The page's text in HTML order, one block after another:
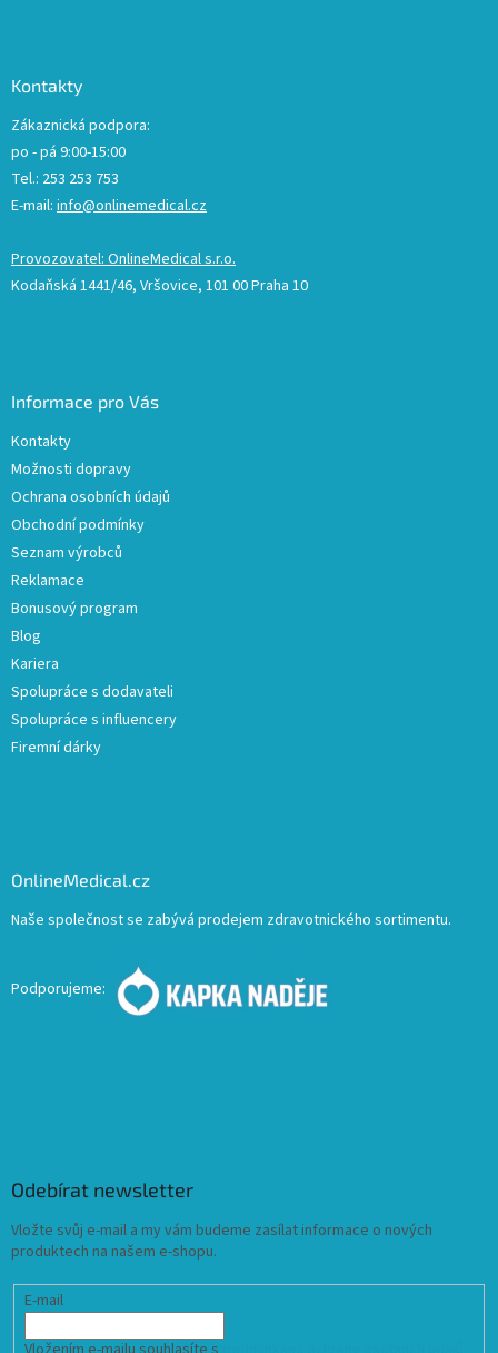
Kontakty
Zákaznická podpora:
po - pá 9:00-15:00
Tel.: 253 253 753
E-mail: info@onlinemedical.cz
Provozovatel: OnlineMedical s.r.o.
Kodaňská 1441/46, Vršovice, 101 00 Praha 10
Informace pro Vás
Kontakty
Možnosti dopravy
Ochrana osobních údajů
Obchodní podmínky
Seznam výrobců
Reklamace
Bonusový program
Blog
Kariera
Spolupráce s dodavateli
Spolupráce s influencery
Firemní dárky
OnlineMedical.cz
Naše společnost se zabývá prodejem zdravotnického sortimentu.
Podporujeme:
Odebírat newsletter
Vložte svůj e-mail a my vám budeme zasílat informace o nových
produktech na našem e-shopu.
E-mail